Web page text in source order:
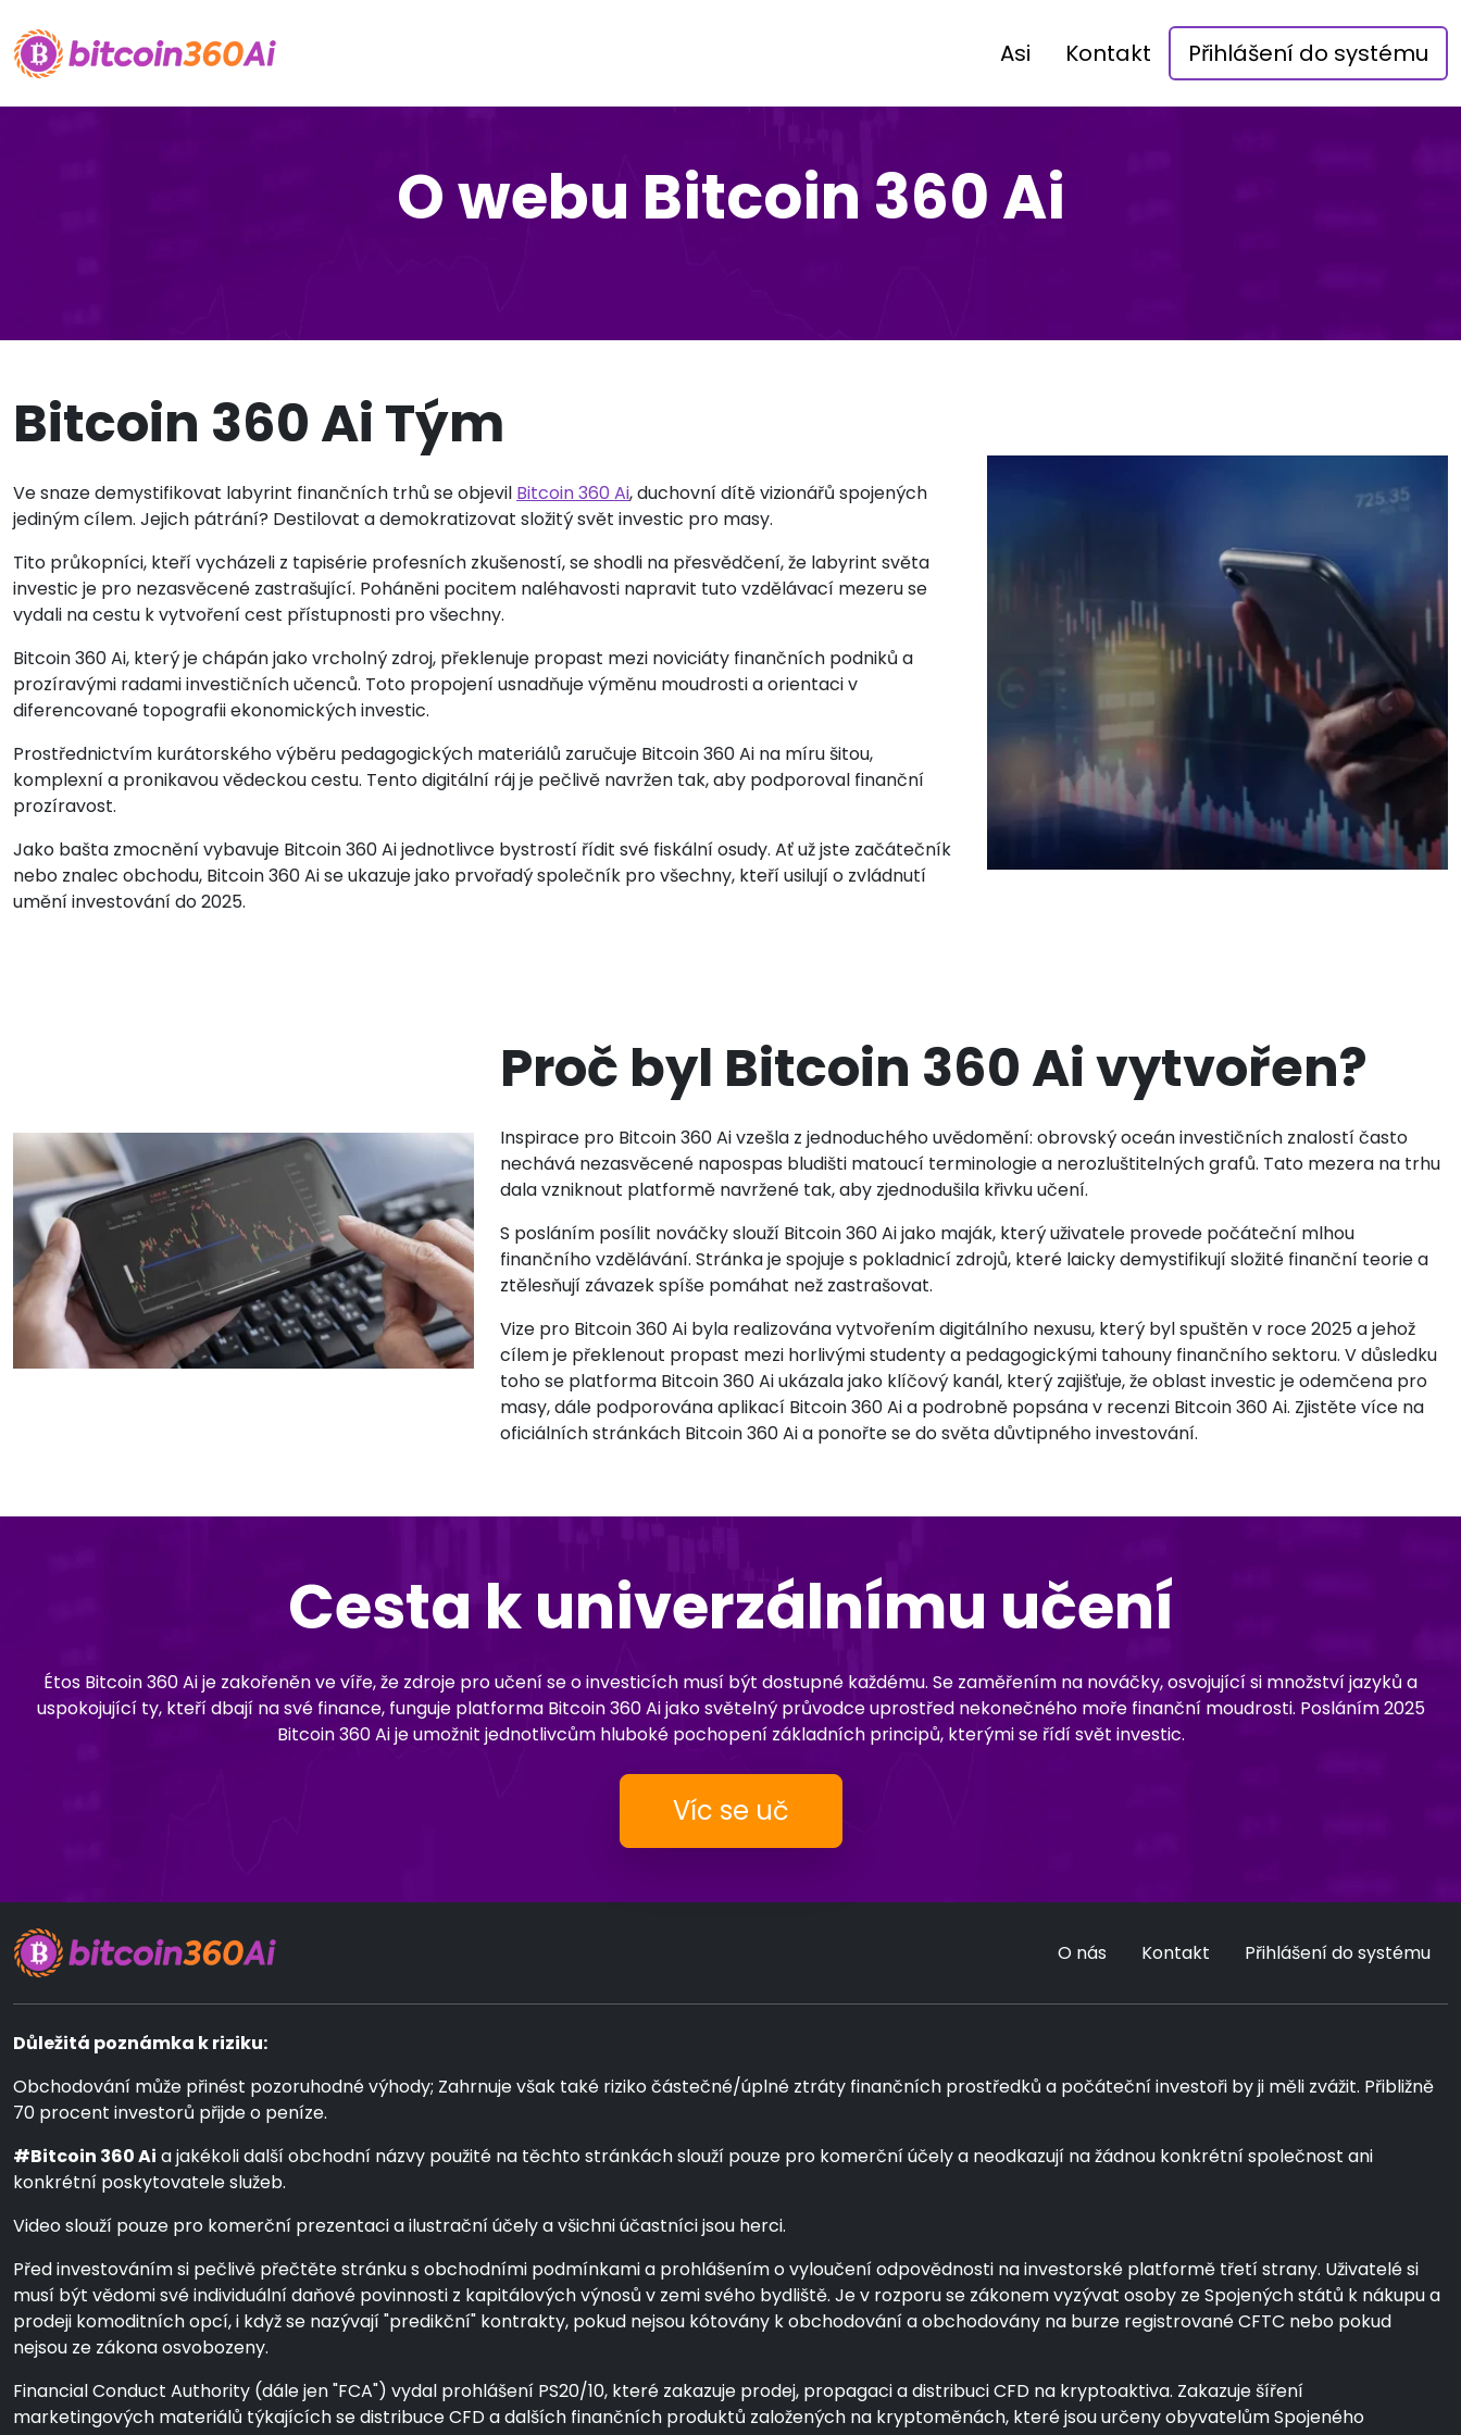
Asi Kontakt Přihlášení do systému
O webu Bitcoin 360 Ai
Bitcoin 360 Ai Tým
Ve snaze demystifikovat labyrint finančních trhů se objevil Bitcoin 360 Ai, duchovní dítě vizionářů spojených
jediným cílem. Jejich pátrání? Destilovat a demokratizovat složitý svět investic pro masy.
Tito průkopníci, kteří vycházeli z tapisérie profesních zkušeností, se shodli na přesvědčení, že labyrint světa
investic je pro nezasvěcené zastrašující. Poháněni pocitem naléhavosti napravit tuto vzdělávací mezeru se
vydali na cestu k vytvoření cest přístupnosti pro všechny.
Bitcoin 360 Ai, který je chápán jako vrcholný zdroj, překlenuje propast mezi noviciáty finančních podniků a
prozíravými radami investičních učenců. Toto propojení usnadňuje výměnu moudrosti a orientaci v
diferencované topografii ekonomických investic.
Prostřednictvím kurátorského výběru pedagogických materiálů zaručuje Bitcoin 360 Ai na míru šitou,
komplexní a pronikavou vědeckou cestu. Tento digitální ráj je pečlivě navržen tak, aby podporoval finanční
prozíravost.
Jako bašta zmocnění vybavuje Bitcoin 360 Ai jednotlivce bystrostí řídit své fiskální osudy. Ať už jste začátečník
nebo znalec obchodu, Bitcoin 360 Ai se ukazuje jako prvořadý společník pro všechny, kteří usilují o zvládnutí
umění investování do 2025.
Proč byl Bitcoin 360 Ai vytvořen?
Inspirace pro Bitcoin 360 Ai vzešla z jednoduchého uvědomění: obrovský oceán investičních znalostí často
nechává nezasvěcené napospas bludišti matoucí terminologie a nerozluštitelných grafů. Tato mezera na trhu
dala vzniknout platformě navržené tak, aby zjednodušila křivku učení.
S posláním posílit nováčky slouží Bitcoin 360 Ai jako maják, který uživatele provede počáteční mlhou
finančního vzdělávání. Stránka je spojuje s pokladnicí zdrojů, které laicky demystifikují složité finanční teorie a
ztělesňují závazek spíše pomáhat než zastrašovat.
Vize pro Bitcoin 360 Ai byla realizována vytvořením digitálního nexusu, který byl spuštěn v roce 2025 a jehož
cílem je překlenout propast mezi horlivými studenty a pedagogickými tahouny finančního sektoru. V důsledku
toho se platforma Bitcoin 360 Ai ukázala jako klíčový kanál, který zajišťuje, že oblast investic je odemčena pro
masy, dále podporována aplikací Bitcoin 360 Ai a podrobně popsána v recenzi Bitcoin 360 Ai. Zjistěte více na
oficiálních stránkách Bitcoin 360 Ai a ponořte se do světa důvtipného investování.
Cesta k univerzálnímu učení
Étos Bitcoin 360 Ai je zakořeněn ve víře, že zdroje pro učení se o investicích musí být dostupné každému. Se zaměřením na nováčky, osvojující si množství jazyků a
uspokojující ty, kteří dbají na své finance, funguje platforma Bitcoin 360 Ai jako světelný průvodce uprostřed nekonečného moře finanční moudrosti. Posláním 2025
Bitcoin 360 Ai je umožnit jednotlivcům hluboké pochopení základních principů, kterými se řídí svět investic.
Víc se uč
O nás Kontakt Přihlášení do systému
Důležitá poznámka k riziku:
Obchodování může přinést pozoruhodné výhody; Zahrnuje však také riziko částečné/úplné ztráty finančních prostředků a počáteční investoři by ji měli zvážit. Přibližně
70 procent investorů přijde o peníze.
#Bitcoin 360 Ai a jakékoli další obchodní názvy použité na těchto stránkách slouží pouze pro komerční účely a neodkazují na žádnou konkrétní společnost ani
konkrétní poskytovatele služeb.
Video slouží pouze pro komerční prezentaci a ilustrační účely a všichni účastníci jsou herci.
Před investováním si pečlivě přečtěte stránku s obchodními podmínkami a prohlášením o vyloučení odpovědnosti na investorské platformě třetí strany. Uživatelé si
musí být vědomi své individuální daňové povinnosti z kapitálových výnosů v zemi svého bydliště. Je v rozporu se zákonem vyzývat osoby ze Spojených států k nákupu a
prodeji komoditních opcí, i když se nazývají "predikční" kontrakty, pokud nejsou kótovány k obchodování a obchodovány na burze registrované CFTC nebo pokud
nejsou ze zákona osvobozeny.
Financial Conduct Authority (dále jen "FCA") vydal prohlášení PS20/10, které zakazuje prodej, propagaci a distribuci CFD na kryptoaktiva. Zakazuje šíření
marketingových materiálů týkajících se distribuce CFD a dalších finančních produktů založených na kryptoměnách, které jsou určeny obyvatelům Spojeného